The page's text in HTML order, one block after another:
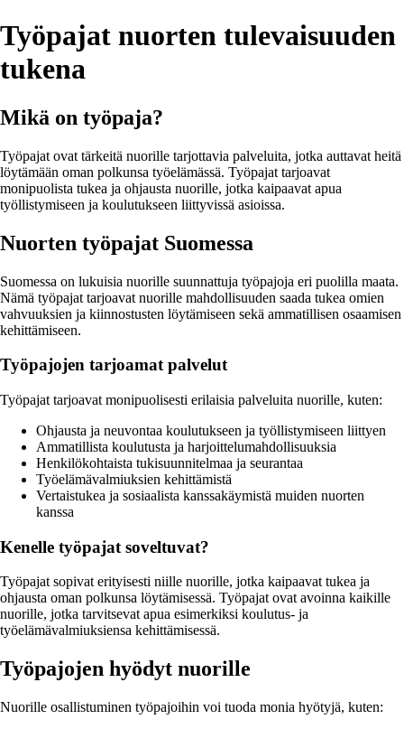
Työpajat nuorten tulevaisuuden
tukena
Mikä on työpaja?
Työpajat ovat tärkeitä nuorille tarjottavia palveluita, jotka auttavat heitä
löytämään oman polkunsa työelämässä. Työpajat tarjoavat
monipuolista tukea ja ohjausta nuorille, jotka kaipaavat apua
työllistymiseen ja koulutukseen liittyvissä asioissa.
Nuorten työpajat Suomessa
Suomessa on lukuisia nuorille suunnattuja työpajoja eri puolilla maata.
Nämä työpajat tarjoavat nuorille mahdollisuuden saada tukea omien
vahvuuksien ja kiinnostusten löytämiseen sekä ammatillisen osaamisen
kehittämiseen.
Työpajojen tarjoamat palvelut
Työpajat tarjoavat monipuolisesti erilaisia palveluita nuorille, kuten:
Ohjausta ja neuvontaa koulutukseen ja työllistymiseen liittyen
Ammatillista koulutusta ja harjoittelumahdollisuuksia
Henkilökohtaista tukisuunnitelmaa ja seurantaa
Työelämävalmiuksien kehittämistä
Vertaistukea ja sosiaalista kanssakäymistä muiden nuorten
kanssa
Kenelle työpajat soveltuvat?
Työpajat sopivat erityisesti niille nuorille, jotka kaipaavat tukea ja
ohjausta oman polkunsa löytämisessä. Työpajat ovat avoinna kaikille
nuorille, jotka tarvitsevat apua esimerkiksi koulutus- ja
työelämävalmiuksiensa kehittämisessä.
Työpajojen hyödyt nuorille
Nuorille osallistuminen työpajoihin voi tuoda monia hyötyjä, kuten: